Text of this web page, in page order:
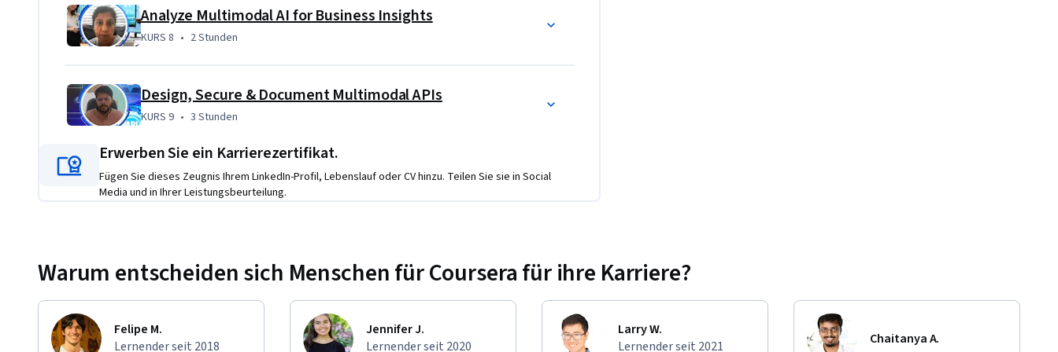
Analyze Multimodal AI for Business Insights
KURS 8 2 Stunden
KURS 8 • 2 Stunden
Design, Secure & Document Multimodal APIs
KURS 9, 3 Stunden
KURS 9 • 3 Stunden
Erwerben Sie ein Karrierezertifikat.
Fügen Sie dieses Zeugnis Ihrem LinkedIn-Profil, Lebenslauf oder CV hinzu. Teilen Sie sie in Social
Media und in Ihrer Leistungsbeurteilung.
Warum entscheiden sich Menschen für Coursera für ihre Karriere?
Felipe M.
Lernender seit 2018
Jennifer J.
Lernender seit 2020
Larry W.
Lernender seit 2021
Chaitanya A.